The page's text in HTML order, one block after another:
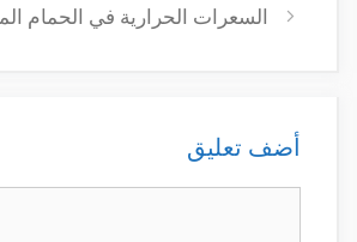
السعرات الحرارية في الحمام
أضف تعليق